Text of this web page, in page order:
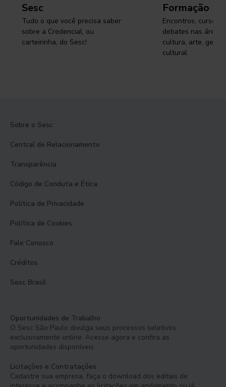
Sesc
Tudo o que você precisa saber
sobre a Credencial, ou
carteirinha, do Sesc!
Formação
Encontros, cursos,
debates nas áreas
cultura, arte,
cultural
Sobre o Sesc
Central de Relacionamento
Transparência
Código de Conduta e Ética
Política de Privacidade
Política de Cookies
Fale Conosco
Créditos
Sesc Brasil
Oportunidades de Trabalho
O Sesc São Paulo divulga seus processos seletivos
exclusivamente online. Acesse agora e confira as
oportunidades disponíveis.
Licitações e Contratações
Cadastre sua empresa, faça o download dos editais de